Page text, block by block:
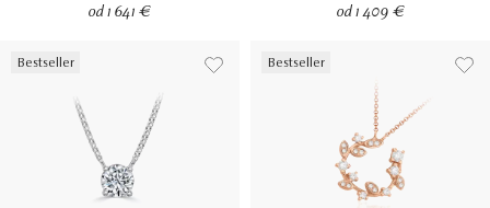
od 1 641 €
od 1 409 €
Bestseller Bestseller